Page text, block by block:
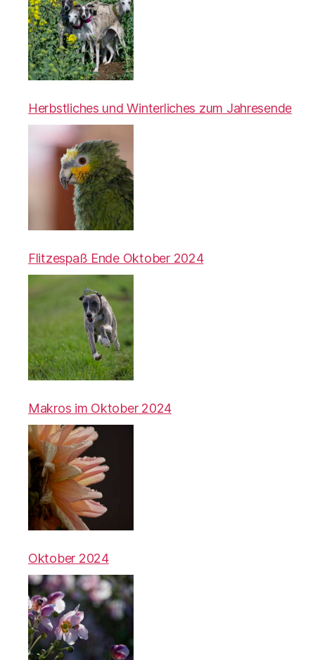
Herbstliches und Winterliches zum Jahresende
Flitzespaß Ende Oktober 2024
Makros im Oktober 2024
Oktober 2024